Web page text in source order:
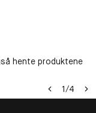
hente produktene
1/4